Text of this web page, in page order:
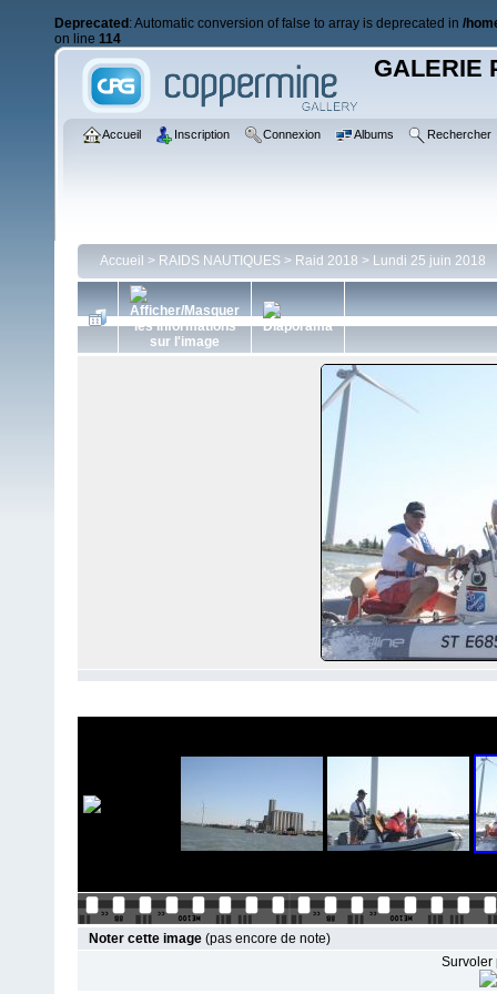
Deprecated : Automatic conversion of false to array is deprecated in /
on line 114
GALERIE
Accueil Inscription Connexion Albums Rechercher
Accueil > RAIDS NAUTIQUES > Raid 2018 > Lundi 25 juin 2018
Noter cette image (pas encore de note)
Survoler